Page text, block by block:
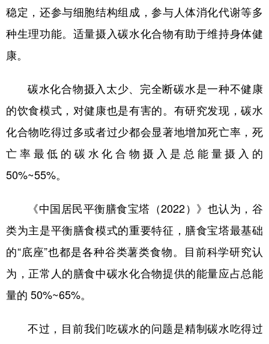
稳定，还参与细胞结构组成，参与人体消化代谢等多
种生理功能。适量摄入碳水化合物有助于维持身体健
康。
碳水化合物摄入太少、完全断碳水是一种不健康
的饮食模式，对健康也是有害的。有研究发现，碳水
化合物吃得过多或者过少都会显著地增加死亡率，死
亡率最低的碳水化合物摄入是总能量摄入的
50%~55%。
《中国居民平衡膳食宝塔（2022）》也认为，谷
类为主是平衡膳食模式的重要特征，膳食宝塔最基础
的“底座”也都是各种谷类薯类食物。目前科学研究认
为，正常人的膳食中碳水化合物提供的能量应占总能
量的 50%~65%。
不过，目前我们吃碳水的问题是精制碳水吃得过